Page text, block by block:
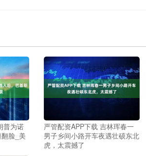
普为诺
脸_美
严管配资APP下载 吉林珲春一
男子乡间小路开车夜遇壮硕东北
虎，太震撼了